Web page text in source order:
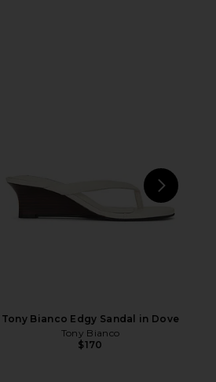
Tony Bianco Edgy Sandal in Dove
Tony Bianco
$170